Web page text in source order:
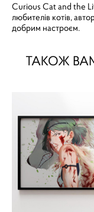
Curious Cat and the
любителів котів,
добрим настроєм.
ТАКОЖ